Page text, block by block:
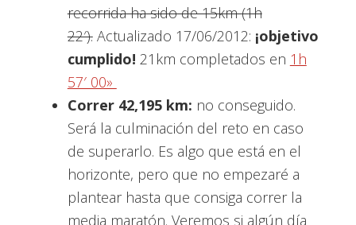
recorrida ha sido de 15km (1h
22′).Actualizado 17/06/2012: ¡objetivo
cumplido! 21km completados en 1h
57′ 00»
Correr 42,195 km: no conseguido.
Será la culminación del reto en caso
de superarlo. Es algo que está en el
horizonte, pero que no empezaré a
plantear hasta que consiga correr la
media maratón. Veremos si algún día